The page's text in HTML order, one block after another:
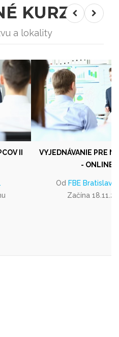
KURZY
a lokality
II
VYJEDNÁVANIE PRE
- ONLINE
Od FBE Bratislava
Začína